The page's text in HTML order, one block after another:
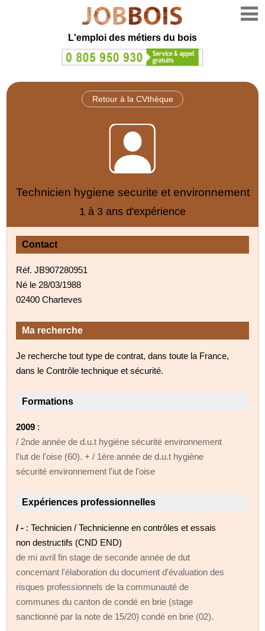
L'emploi des métiers du bois
Retour à la CVthèque
Technicien hygiene securite et environnement
1 à 3 ans d'expérience
Contact
Réf. JB907280951
Né le 28/03/1988
02400 Charteves
Ma recherche
Je recherche tout type de contrat, dans toute la France,
dans le Contrôle technique et sécurité.
Formations
2009 :
/ 2nde année de d.u.t hygiène sécurité environnement
l'iut de l'oise (60). + / 1ère année de d.u.t hygiène
sécurité environnement l'iut de l'oise
Expériences professionnelles
/ - : Technicien / Technicienne en contrôles et essais
non destructifs (CND END)
de mi avril fin stage de seconde année de dut
concernant l'élaboration du document d'évaluation des
risques professionnels de la communauté de
communes du canton de condé en brie (stage
sanctionné par la note de 15/20) condé en brie (02).